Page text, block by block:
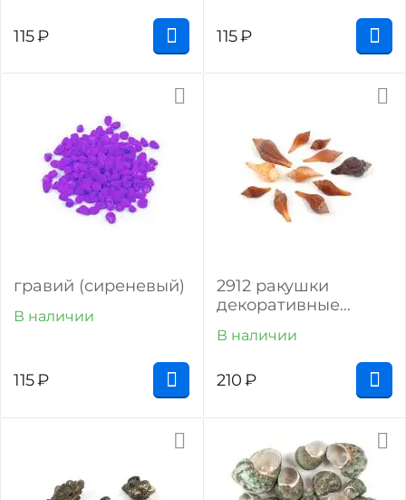
115₽ 115₽
гравий (сиреневый)
В наличии
115₽
2912 ракушки
декоративные
В наличии
210₽